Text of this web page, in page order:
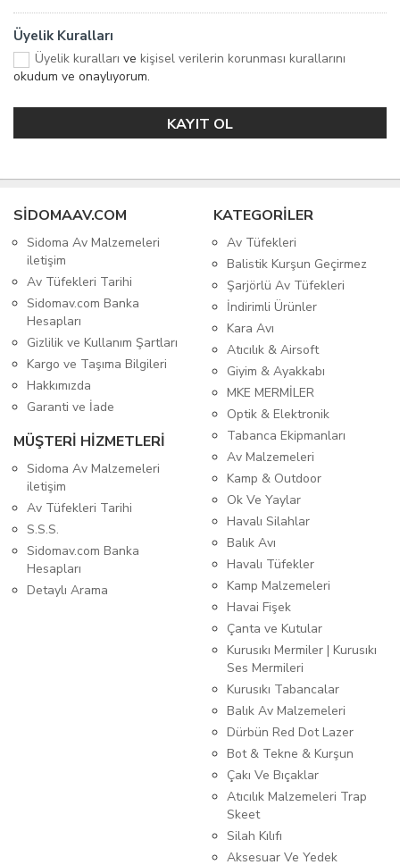
Üyelik Kuralları
Üyelik kuralları ve kişisel verilerin korunması kurallarını
okudum ve onaylıyorum.
SIDOMAAV.COM
Sidoma Av Malzemeleri
iletişim
Av Tüfekleri Tarihi
Sidomav.com Banka
Hesapları
Gizlilik ve Kullanım Şartları
Kargo ve Taşıma Bilgileri
Hakkımızda
Garanti ve İade
MÜŞTERİ HİZMETLERİ
Sidoma Av Malzemeleri
iletişim
Av Tüfekleri Tarihi
S.S.S.
Sidomav.com Banka
Hesapları
Detaylı Arama
KATEGORİLER
Av Tüfekleri
Balistik Kurşun Geçirmez
Şarjörlü Av Tüfekleri
İndirimli Ürünler
Kara Avı
Atıcılık & Airsoft
Giyim & Ayakkabı
MKE MERMİLER
Optik & Elektronik
Tabanca Ekipmanları
Av Malzemeleri
Kamp & Outdoor
Ok Ve Yaylar
Havalı Silahlar
Balık Avı
Havalı Tüfekler
Kamp Malzemeleri
Havai Fişek
Çanta ve Kutular
Kurusıkı Mermiler | Kurusıkı
Ses Mermileri
Kurusıkı Tabancalar
Balık Av Malzemeleri
Dürbün Red Dot Lazer
Bot & Tekne & Kurşun
Çakı Ve Bıçaklar
Atıcılık Malzemeleri Trap
Skeet
Silah Kılıfı
Aksesuar Ve Yedek